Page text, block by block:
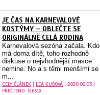
JE ČAS NA KARNEVALOVÉ
KOSTÝMY – OBLEČTE SE
ORIGINÁLNĚ CELÁ RODINA
Karnevalová sezóna začala. Kdo
má doma dítě, toho rozhodně
diskuse o nejvhodnější masce
nemine. No a s těmi menšími se
m...
CELÝ ČLÁNEK | LEA KUBOVÁ | 2020.02.03 |
PŘEČTENO: 31631X